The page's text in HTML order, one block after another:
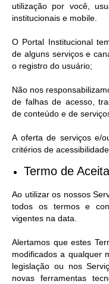
utilização por você,
institucionais e mobile.
O Portal Institucional
de alguns serviços e
o registro do usuário;
Não nos
de falhas de acesso,
de conteúdo e de
A oferta de serviços e/
critérios de
Termo de
Ao utilizar os nossos
todos os termos e
vigentes na data.
Alertamos que estes
modificados a qualquer
legislação ou nos
novas ferramentas